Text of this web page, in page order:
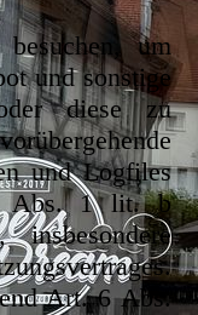
um
und sonstige
diese zu
und Logfiles
Abs. 1 lit. b
insbesondere
Art. 6 Abs.